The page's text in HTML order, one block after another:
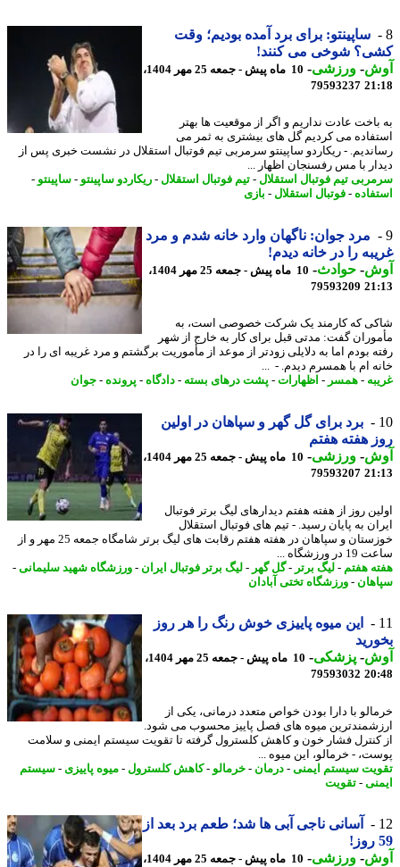
ساپینتو: برای برد آمده بودیم؛ وقت
شوخی می کنند!
-ورزشی-
10 ماه پیش - جمعه 25 مهر 1404،
79593237
عادت نداریم و اگر از موقعیت ها بهتر
می کردیم گل های بیشتری به ثمر می
- ریکاردو ساپینتو سرمربی تیم فوتبال استقلال در نشست خبری پس از
با مس رفسنجان اظهار ...
تیم فوتبال استقلال-تیم فوتبال استقلال-ریکاردو ساپینتو-ساپینتو-
-فوتبال استقلال-بازی
مرد جوان: ناگهان وارد خانه شدم و مرد
را در خانه دیدم!
-حوادث -
10 ماه پیش - جمعه 25 مهر 1404،
79593209
که کارمند یک شرکت خصوصی است، به
گفت: مدتی قبل برای کار به خارج از شهر
بودم اما به دلایلی زودتر از موعد از مأموریت برگشتم و مرد غریبه ای را در
ام با همسرم دیدم. - ​ ...
- همسر-اظهارات- پشت درهای بسته-دادگاه -پرونده -جوان
برد برای گل گهر و سپاهان در اولین
هفته هفتم
-ورزشی-
10 ماه پیش - جمعه 25 مهر 1404،
79593207
روز از هفته هفتم دیدارهای لیگ برتر فوتبال
به پایان رسید. - تیم های فوتبال استقلال
خوزستان و سپاهان در هفته هفتم رقابت های لیگ برتر شامگاه جمعه 25 مهر و از
ورزشگاه ...
هفتم-لیگ برتر - گل گهر-لیگ برتر فوتبال ایران - ورزشگاه شهید سلیمانی-
-ورزشگاه تختی آبادان
این میوه پاییزی خوش رنگ را هر روز
-پزشکی-
10 ماه پیش - جمعه 25 مهر 1404،
79593032
با دارا بودن خواص متعدد درمانی، یکی از
میوه های فصل پاییز محسوب می شود.
فشار خون و کاهش کلسترول گرفته تا تقویت سیستم ایمنی و سلامت
- خرمالو، این میوه ...
سیستم ایمنی-درمان -خرمالو -کاهش کلسترول-میوه پاییزی- سیستم
-تقویت
آسانی ناجی آبی ها شد؛ طعم برد بعد از
-ورزشی-
10 ماه پیش - جمعه 25 مهر 1404،